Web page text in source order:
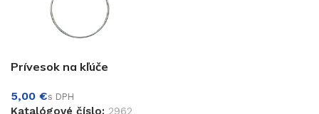
Prívesok na kľúče
€
Katalógové číslo: 2962